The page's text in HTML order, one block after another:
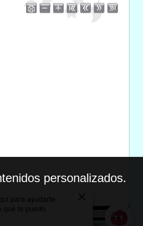
personalizados.